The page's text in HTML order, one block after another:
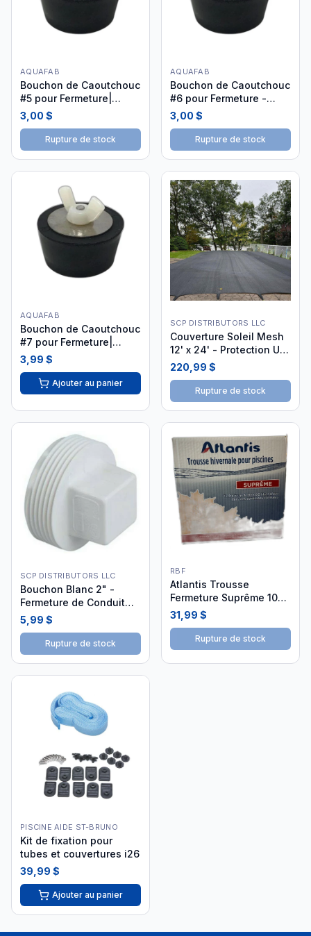
AQUAFAB
Bouchon de Caoutchouc
#5 pour Fermeture|
PLUG5
3,00 $
Rupture de stock
AQUAFAB
Bouchon de Caoutchouc
#6 pour Fermeture -
PLUG6
3,00 $
Rupture de stock
AQUAFAB
Bouchon de Caoutchouc
#7 pour Fermeture|
PLUG7
3,99 $
Ajouter au panier
SCP DISTRIBUTORS LLC
Couverture Soleil Mesh
12' x 24' - Protection UV
Intégrée
220,99 $
Rupture de stock
SCP DISTRIBUTORS LLC
Bouchon Blanc 2" -
Fermeture de Conduit
(D106020)
5,99 $
Rupture de stock
RBF
Atlantis Trousse
Fermeture Suprême 100
000L | 80GTF02
31,99 $
Rupture de stock
PISCINE AIDE ST-BRUNO
Kit de fixation pour
tubes et couvertures i26
39,99 $
Ajouter au panier